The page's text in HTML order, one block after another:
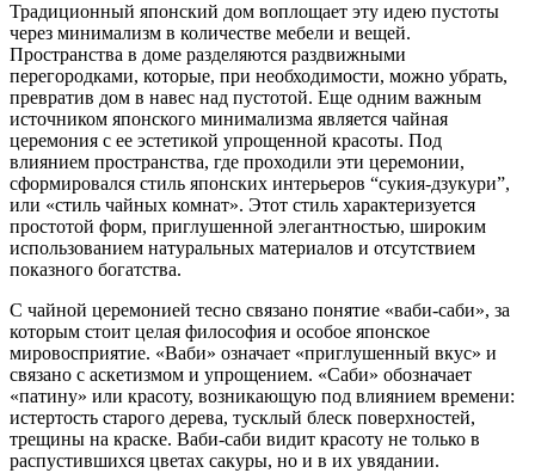
Традиционный японский дом воплощает эту идею пустоты
через минимализм в количестве мебели и вещей.
Пространства в доме разделяются раздвижными
перегородками, которые, при необходимости, можно убрать,
превратив дом в навес над пустотой. Еще одним важным
источником японского минимализма является чайная
церемония с ее эстетикой упрощенной красоты. Под
влиянием пространства, где проходили эти церемонии,
сформировался стиль японских интерьеров “сукия-дзукури”,
или «стиль чайных комнат». Этот стиль характеризуется
простотой форм, приглушенной элегантностью, широким
использованием натуральных материалов и отсутствием
показного богатства.
С чайной церемонией тесно связано понятие «ваби-саби», за
которым стоит целая философия и особое японское
мировосприятие. «Ваби» означает «приглушенный вкус» и
связано с аскетизмом и упрощением. «Саби» обозначает
«патину» или красоту, возникающую под влиянием времени:
истертость старого дерева, тусклый блеск поверхностей,
трещины на краске. Ваби-саби видит красоту не только в
распустившихся цветах сакуры, но и в их увядании.